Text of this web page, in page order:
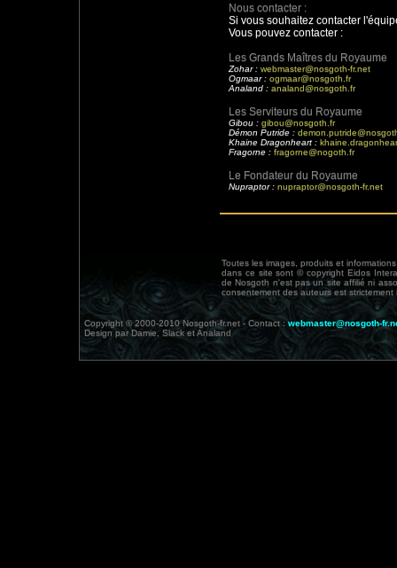
Nous contacter :
Si vous souhaitez contacter
Vous pouvez contacter :
Les Grands Maîtres du Royaume
Zohar : webmaster@nosgoth-fr.net
Ogmaar : ogmaar@nosgoth.fr
Analand : analand@nosgoth.fr
Les Serviteurs du Royaume
Gibou : gibou@nosgoth.fr
Démon Putride :
Khaine Dragonheart :
Fragorne : fragorne@nogoth.fr
Le Fondateur du Royaume
Nupraptor : nupraptor@nosgoth-fr.net
Toutes les images, produits et
dans ce site sont © copyright Eidos
de Nosgoth n'est pas un site affilié ni
consentement des auteurs est strictement
Copyright © 2000-2010 Nosgoth-fr.net - Contact :webmaster@nosgoth-
Design par Damie, Slack et Analand